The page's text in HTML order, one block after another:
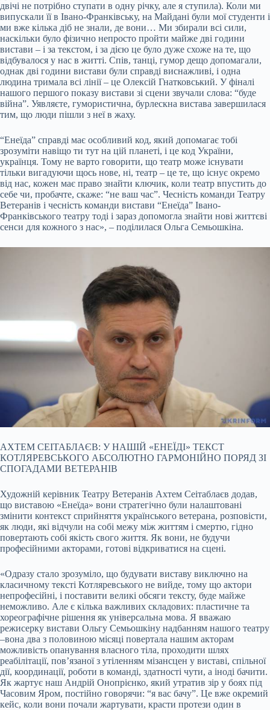
двічі не потрібно ступати в одну річку, але я ступила). Коли ми
випускали її в Івано-Франківську, на Майдані були мої студенти і
ми вже кілька діб не знали, де вони… Ми збирали всі сили,
наскільки було фізично непросто пройти майже дві години
вистави – і за текстом, і за дією це було дуже схоже на те, що
відбувалося у нас в житті. Спів, танці, гумор дещо допомагали,
однак дві години вистави були справді виснажливі, і одна
людина тримала всі лінії – це Олексій Гнатковський. У фіналі
нашого першого показу вистави зі сцени звучали слова: “буде
війна”. Уявляєте, гумористична, бурлескна вистава завершилася
тим, що люди пішли з неї в жаху.
“Енеїда” справді має особливий код, який допомагає тобі
зрозуміти навіщо ти тут на цій планеті, і це код України,
українця. Тому не варто говорити, що театр може існувати
тільки вигадуючи щось нове, ні, театр – це те, що існує окремо
від нас, кожен має право знайти ключик, коли театр впустить до
себе чи, пробачте, скаже: “не ваш час”. Чесність команди Театру
Ветеранів і чесність команди вистави “Енеїда” Івано-
Франківського театру тоді і зараз допомогла знайти нові життєві
сенси для кожного з нас», – поділилася Ольга Семьошкіна.
АХТЕМ СЕІТАБЛАЄВ: У НАШІЙ «ЕНЕЇДІ» ТЕКСТ
КОТЛЯРЕВСЬКОГО АБСОЛЮТНО ГАРМОНІЙНО ПОРЯД ЗІ
СПОГАДАМИ ВЕТЕРАНІВ
Художній керівник Театру Ветеранів Ахтем Сеітаблаєв додав,
що виставою «Енеїда» вони стратегічно були налаштовані
змінити контекст сприйняття українського ветерана, розповісти,
як люди, які відчули на собі межу між життям і смертю, гідно
повертають собі якість свого життя. Як вони, не будучи
професійними акторами, готові відкриватися на сцені.
«Одразу стало зрозуміло, що будувати виставу виключно на
класичному тексті Котляревського не вийде, тому що актори
непрофесійні, і поставити великі обсяги тексту, буде майже
неможливо. Але є кілька важливих складових: пластичне та
хореографічне рішення як універсальна мова. Я вважаю
режисерку вистави Ольгу Семьошкіну надбанням нашого театру
–вона два з половиною місяці повертала нашим акторам
можливість опанування власного тіла, проходити шлях
реабілітації, пов’язаної з утіленням мізансцен у виставі, спільної
дії, координації, роботи в команді, здатності чути, а іноді бачити.
Як жартує наш Андрій Онопрієнко, який утратив зір у боях під
Часовим Яром, постійно говорячи: “я вас бачу”. Це вже окремий
кейс, коли вони почали жартувати, красти протези один в